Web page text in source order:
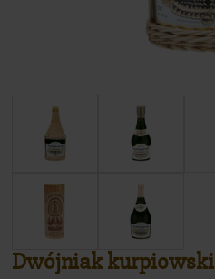
Dwójniak kurpiowski